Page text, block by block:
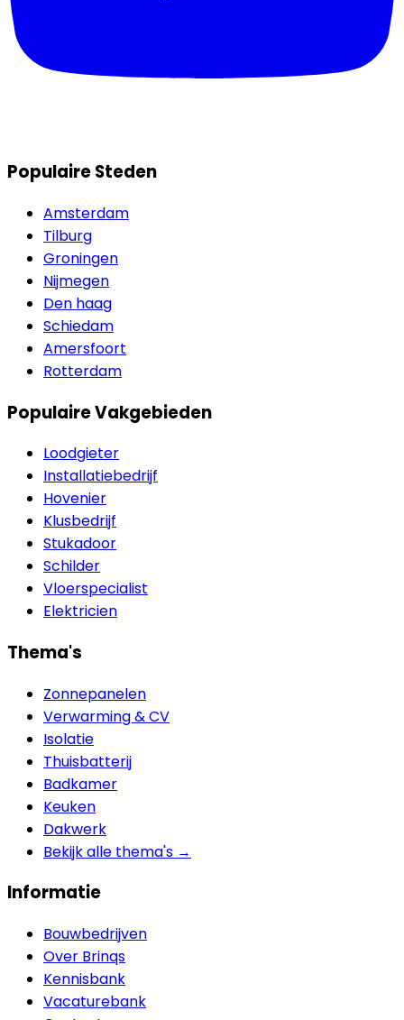
Populaire Steden
Amsterdam
Tilburg
Groningen
Nijmegen
Den haag
Schiedam
Amersfoort
Rotterdam
Populaire Vakgebieden
Loodgieter
Installatiebedrijf
Hovenier
Klusbedrijf
Stukadoor
Schilder
Vloerspecialist
Elektricien
Thema's
Zonnepanelen
Verwarming & CV
Isolatie
Thuisbatterij
Badkamer
Keuken
Dakwerk
Bekijk alle thema's →
Informatie
Bouwbedrijven
Over Brinqs
Kennisbank
Vacaturebank